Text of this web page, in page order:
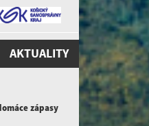
AKTUALITY
zápasy